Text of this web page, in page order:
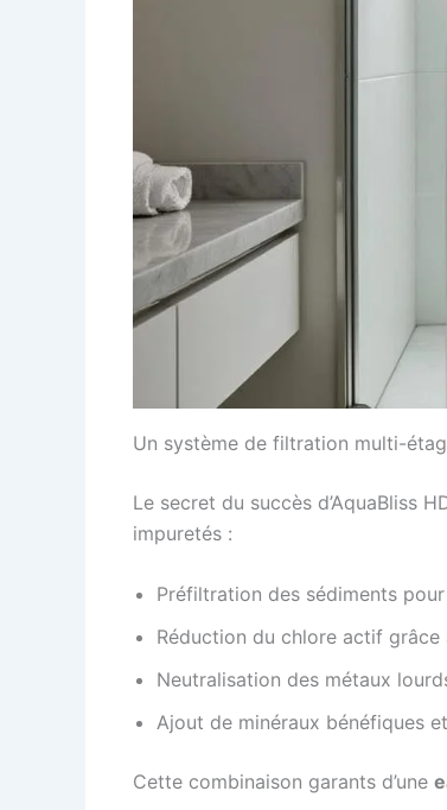
Un système de filtration multi-
Le secret du succès d’AquaBliss
impuretés :
Préfiltration des sédiments
Réduction du chlore actif
Neutralisation des métaux
Ajout de minéraux bénéfiques
Cette combinaison garants d’une